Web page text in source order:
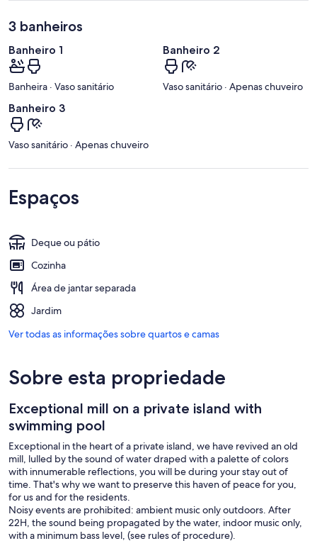
3 banheiros
Banheiro 1
Banheira · Vaso sanitário
Banheiro 2
Vaso sanitário · Apenas chuveiro
Banheiro 3
Vaso sanitário · Apenas chuveiro
Espaços
Deque ou pátio
Cozinha
Área de jantar separada
Jardim
Ver todas as informações sobre quartos e camas
Sobre esta propriedade
Exceptional mill on a private island with
swimming pool
Exceptional in the heart of a private island, we have revived an old
mill, lulled by the sound of water draped with a palette of colors
with innumerable reflections, you will be during your stay out of
time. That's why we want to preserve this haven of peace for you,
for us and for the residents.
Noisy events are prohibited: ambient music only outdoors. After
22H, the sound being propagated by the water, indoor music only,
with a minimum bass level, (see rules of procedure).